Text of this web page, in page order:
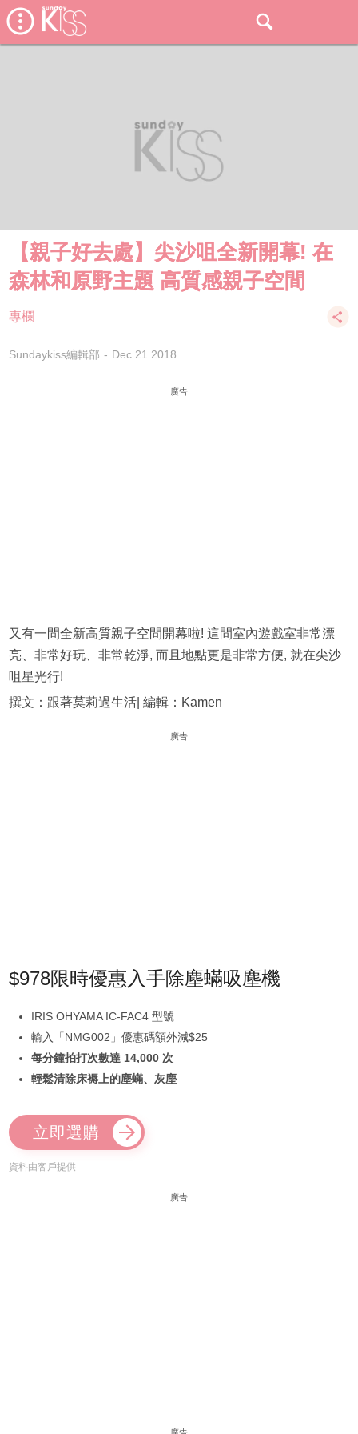
【親子好去處】尖沙咀全新開幕! 在
森林和原野主題 高質感親子空間
專欄
Sundaykiss編輯部 Dec 21 2018
廣告
又有一間全新高質親子空間開幕啦! 這間室內遊戲室非常漂
亮、非常好玩、非常乾淨, 而且地點更是非常方便, 就在尖沙
咀星光行!
撰文：跟著莫莉過生活| 編輯：Kamen
廣告
$978限時優惠入手除塵蟎吸塵機
IRIS OHYAMA IC-FAC4 型號
輸入「NMG002」優惠碼額外減$25
每分鐘拍打次數達 14,000 次
輕鬆清除床褥上的塵蟎、灰塵
立即選購
資料由客戶提供
廣告